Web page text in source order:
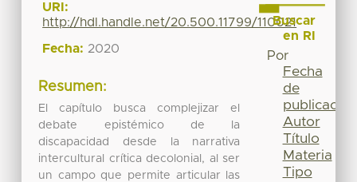
URI:
http://hdl.handle.net/20.500.11799/110021
Fecha: 2020
Resumen:
El capítulo busca complejizar el
debate epistémico de la
discapacidad desde la narrativa
intercultural crítica decolonial, al ser
un campo que permite articular las
Buscar
en RI
Por
Fecha
de
publicación
Autor
Título
Materia
Tipo